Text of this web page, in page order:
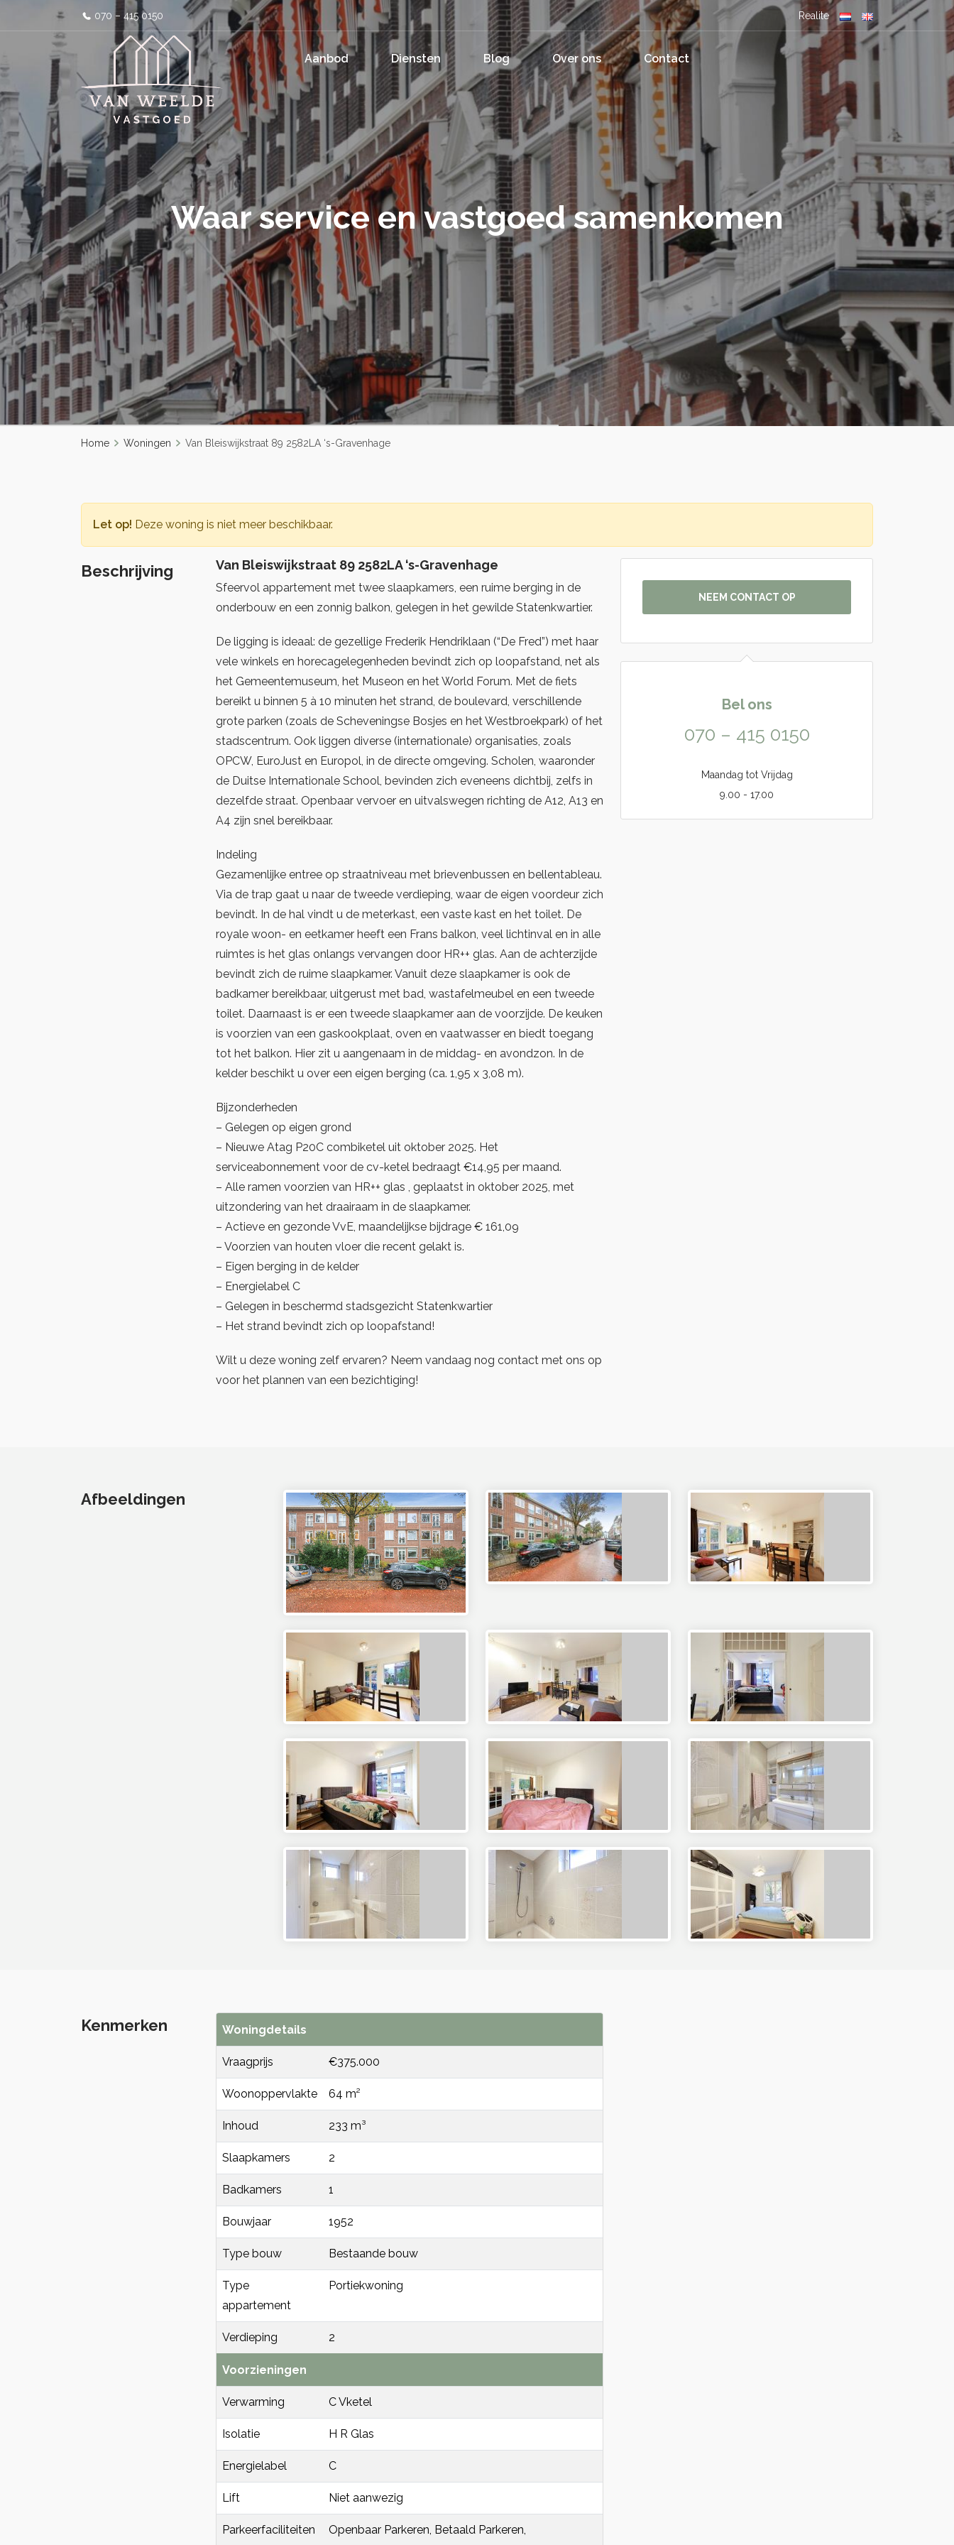
070 – 415 0150 Realite
Aanbod Diensten Blog Over ons Contact
Waar service en vastgoed samenkomen
Home Woningen Van Bleiswijkstraat 89 2582LA ‘s-Gravenhage
Let op! Deze woning is niet meer beschikbaar.
Beschrijving Van Bleiswijkstraat 89 2582LA ‘s-Gravenhage
Sfeervol appartement met twee slaapkamers, een ruime berging in de
onderbouw en een zonnig balkon, gelegen in het gewilde Statenkwartier.
De ligging is ideaal: de gezellige Frederik Hendriklaan (“De Fred”) met haar
vele winkels en horecagelegenheden bevindt zich op loopafstand, net als
het Gemeentemuseum, het Museon en het World Forum. Met de fiets
bereikt u binnen 5 à 10 minuten het strand, de boulevard, verschillende
grote parken (zoals de Scheveningse Bosjes en het Westbroekpark) of het
stadscentrum. Ook liggen diverse (internationale) organisaties, zoals
OPCW, EuroJust en Europol, in de directe omgeving. Scholen, waaronder
de Duitse Internationale School, bevinden zich eveneens dichtbij, zelfs in
dezelfde straat. Openbaar vervoer en uitvalswegen richting de A12, A13 en
A4 zijn snel bereikbaar.
Indeling
Gezamenlijke entree op straatniveau met brievenbussen en bellentableau.
Via de trap gaat u naar de tweede verdieping, waar de eigen voordeur zich
bevindt. In de hal vindt u de meterkast, een vaste kast en het toilet. De
royale woon- en eetkamer heeft een Frans balkon, veel lichtinval en in alle
ruimtes is het glas onlangs vervangen door HR++ glas. Aan de achterzijde
bevindt zich de ruime slaapkamer. Vanuit deze slaapkamer is ook de
badkamer bereikbaar, uitgerust met bad, wastafelmeubel en een tweede
toilet. Daarnaast is er een tweede slaapkamer aan de voorzijde. De keuken
is voorzien van een gaskookplaat, oven en vaatwasser en biedt toegang
tot het balkon. Hier zit u aangenaam in de middag- en avondzon. In de
kelder beschikt u over een eigen berging (ca. 1,95 x 3,08 m).
Bijzonderheden
– Gelegen op eigen grond
– Nieuwe Atag P20C combiketel uit oktober 2025. Het
serviceabonnement voor de cv-ketel bedraagt €14,95 per maand.
– Alle ramen voorzien van HR++ glas , geplaatst in oktober 2025, met
uitzondering van het draairaam in de slaapkamer.
– Actieve en gezonde VvE, maandelijkse bijdrage € 161,09
– Voorzien van houten vloer die recent gelakt is.
– Eigen berging in de kelder
– Energielabel C
– Gelegen in beschermd stadsgezicht Statenkwartier
– Het strand bevindt zich op loopafstand!
Wilt u deze woning zelf ervaren? Neem vandaag nog contact met ons op
voor het plannen van een bezichtiging!
NEEM CONTACT OP
Bel ons
070 – 415 0150
Maandag tot Vrijdag
9.00 - 17.00
Afbeeldingen
Kenmerken Woningdetails
Vraagprijs €375.000
Woonoppervlakte 64 m²
Inhoud 233 m³
Slaapkamers 2
Badkamers 1
Bouwjaar 1952
Type bouw Bestaande bouw
Type
appartement
Portiekwoning
Verdieping 2
Voorzieningen
Verwarming C Vketel
Isolatie H R Glas
Energielabel C
Lift Niet aanwezig
Parkeerfaciliteiten
Openbaar Parkeren, Betaald Parkeren,